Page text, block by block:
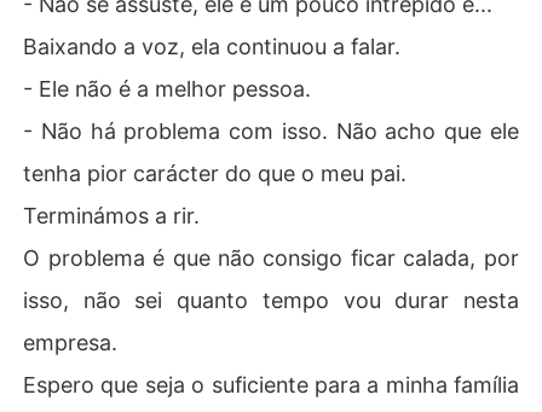
Baixando a voz, ela continuou a falar.
- Ele não é a melhor pessoa.
- Não há problema com isso. Não acho que ele
tenha pior carácter do que o meu pai.
Terminámos a rir.
O problema é que não consigo ficar calada, por
isso, não sei quanto tempo vou durar nesta
empresa.
Espero que seja o suficiente para a minha família